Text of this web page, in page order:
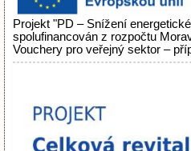
Projekt "PD – Snížení
spolufinancován z rozpočtu
Vouchery pro veřejný sektor –